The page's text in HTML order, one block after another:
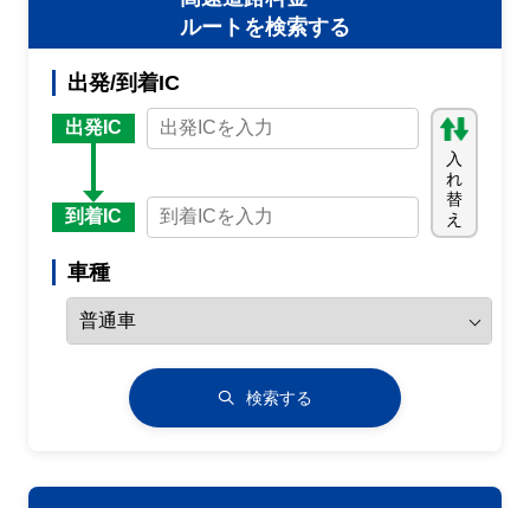
ルートを検索する
出発/到着IC
出発IC
到着IC
入
れ
替
え
車種
検索する